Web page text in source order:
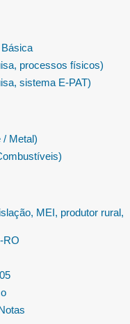
processos físicos)
sistema E-PAT)
/ Metal)
MEI, produtor rural,
RO